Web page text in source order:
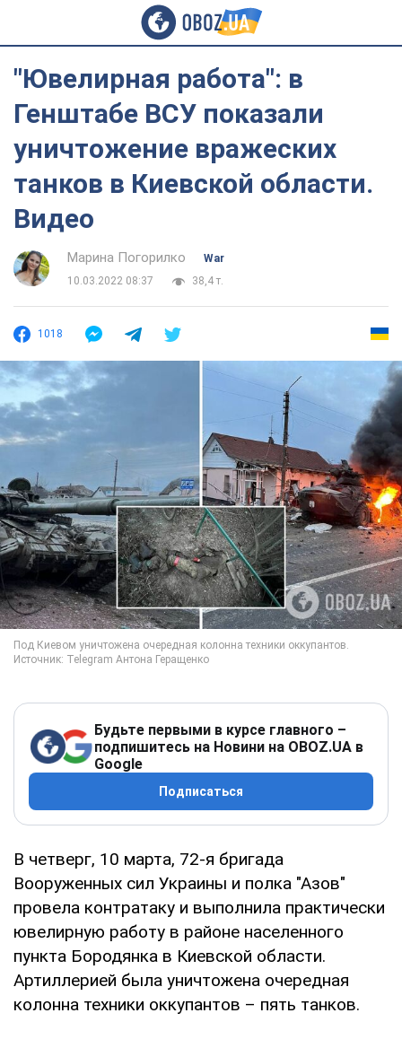
"Ювелирная работа": в
Генштабе ВСУ показали
уничтожение вражеских
танков в Киевской области.
Видео
Марина Погорилко
War
10.03.2022 08:37
38,4 т.
1018
Будьте первыми в курсе главного –
подпишитесь на Новини на OBOZ.UA в
Google
Подписаться
В четверг, 10 марта, 72-я бригада
Вооруженных сил Украины и полка "Азов"
провела контратаку и выполнила практически
ювелирную работу в районе населенного
пункта Бородянка в Киевской области.
Артиллерией была уничтожена очередная
колонна техники оккупантов – пять танков.